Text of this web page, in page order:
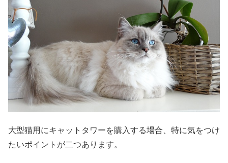
大型猫用にキャットタワーを購入する場合、特に気をつけ
たいポイントが二つあります。